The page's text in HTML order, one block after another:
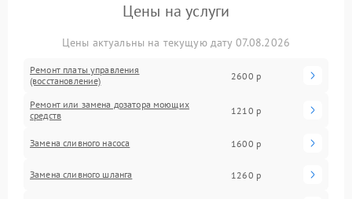
Цены на услуги
Цены актуальны на текущую дату 07.08.2026
Ремонт платы управления
(восстановление)
2600 р
Ремонт или замена дозатора моющих
средств
1210 р
Замена сливного насоса 1600 р
Замена сливного шланга 1260 р